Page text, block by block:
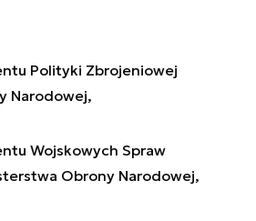
Polityki Zbrojeniowej
Narodowej,
Wojskowych Spraw
Obrony Narodowej,